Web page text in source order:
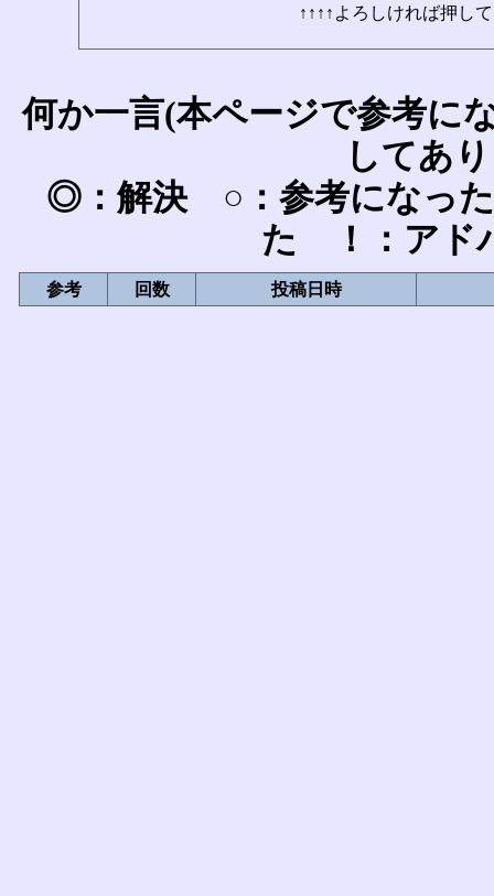
↑↑↑↑よろしければ押し
何か一言(本ページで参考に
してあ
◎：解決 ○：参考になっ
た ！：アド
参考 回数 投稿日時